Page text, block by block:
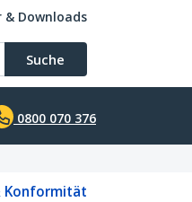
& Downloads
Suche
0800 070 376
Konformität